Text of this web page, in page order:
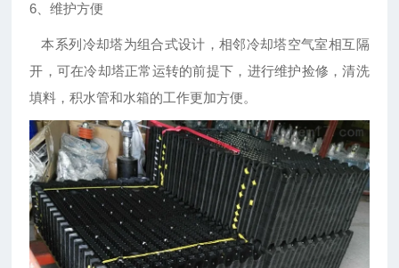
6、维护方便
本系列冷却塔为组合式设计，相邻冷却塔空气室相互隔
开，可在冷却塔正常运转的前提下，进行维护捡修，清洗
填料，积水管和水箱的工作更加方便。